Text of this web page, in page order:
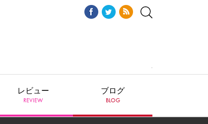
レビュー
REVIEW
ブログ
BLOG